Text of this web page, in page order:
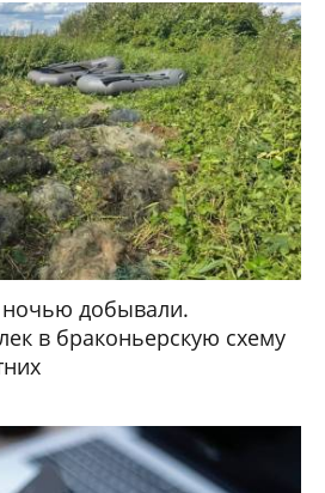
добывали.
в браконьерскую схему